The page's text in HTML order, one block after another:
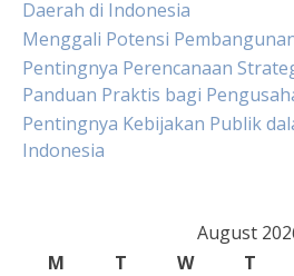
Daerah di Indonesia
Menggali Potensi
Pentingnya Perencanaan
Panduan Praktis bagi
Pentingnya Kebijakan Publik
Indonesia
August
M
T W T